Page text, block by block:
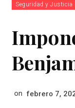
Seguridad y Justicia
on febrero 7,